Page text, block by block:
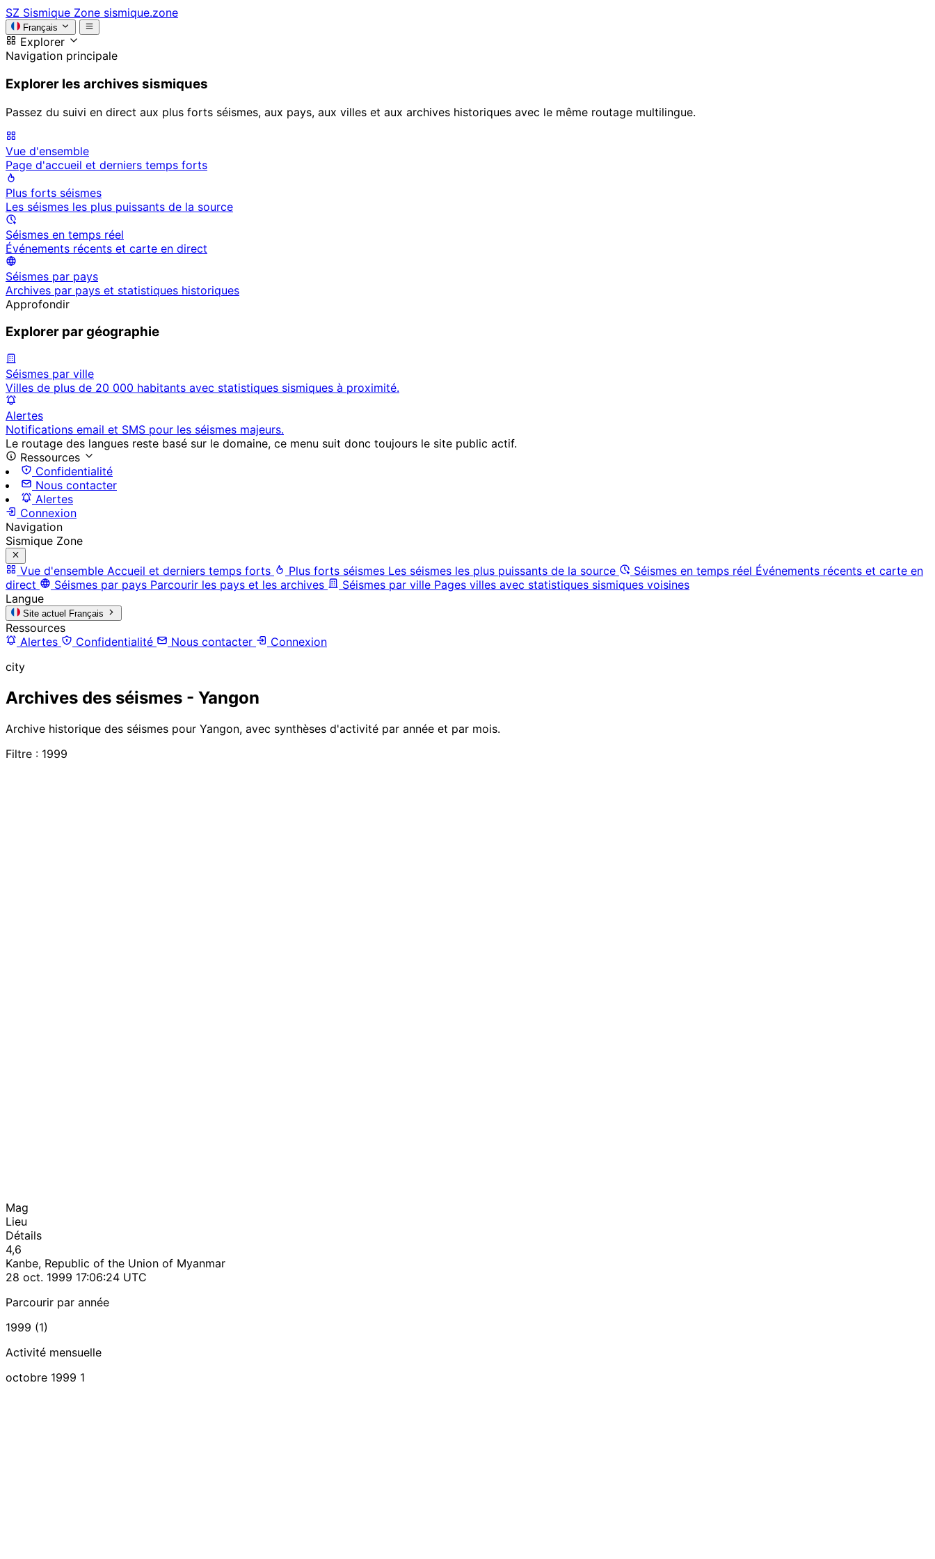
SZ Sismique Zone sismique.zone
Français
Explorer
Navigation principale
Explorer les archives sismiques
Passez du suivi en direct aux plus forts séismes, aux pays, aux villes et aux archives historiques avec le même routage multilingue.
Vue d'ensemble
Page d'accueil et derniers temps forts
Plus forts séismes
Les séismes les plus puissants de la source
Séismes en temps réel
Événements récents et carte en direct
Séismes par pays
Archives par pays et statistiques historiques
Approfondir
Explorer par géographie
Séismes par ville
Villes de plus de 20 000 habitants avec statistiques sismiques à proximité.
Alertes
Notifications email et SMS pour les séismes majeurs.
Le routage des langues reste basé sur le domaine, ce menu suit donc toujours le site public actif.
Ressources
Confidentialité
Nous contacter
Alertes
Connexion
Navigation
Sismique Zone
Vue d'ensemble Accueil et derniers temps forts Plus forts séismes Les séismes les plus puissants de la source Séismes en temps réel Événements récents et carte en
direct
Séismes par pays Parcourir les pays et les archives Séismes par ville Pages villes avec statistiques sismiques voisines
Langue
Site actuel Français
Ressources
Alertes
Confidentialité Nous contacter
Connexion
city
Archives des séismes - Yangon
Archive historique des séismes pour Yangon, avec synthèses d'activité par année et par mois.
Filtre : 1999
Mag
Lieu
Détails
4,6
Kanbe, Republic of the Union of Myanmar
28 oct. 1999 17:06:24 UTC
Parcourir par année
1999 (1)
Activité mensuelle
octobre 1999 1